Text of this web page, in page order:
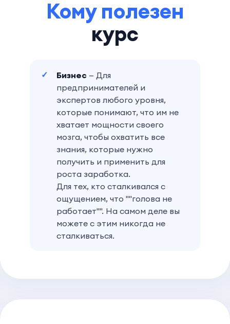
Кому полезен
курс
Бизнес — Для
предпринимателей и
экспертов любого уровня,
которые понимают, что им не
хватает мощности своего
мозга, чтобы охватить все
знания, которые нужно
получить и применить для
роста заработка.
Для тех, кто сталкивался с
ощущением, что ""голова не
работает"". На самом деле вы
можете с этим никогда не
сталкиваться.